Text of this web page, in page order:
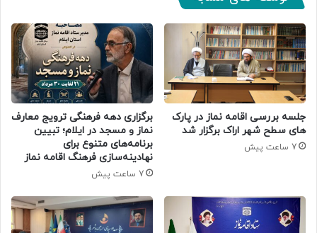
جلسه بررسی اقامه نماز در پارک
های سطح شهر اراک برگزار شد
7 ساعت پیش
برگزاری دهه فرهنگی ترویج معارف
نماز و مسجد در ایلام؛ تبیین
برنامه‌های متنوع برای
نهادینه‌سازی فرهنگ اقامه نماز
7 ساعت پیش